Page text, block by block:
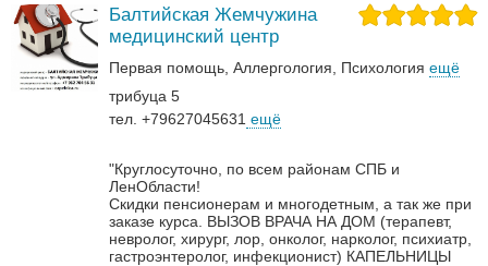
Балтийская Жемчужина
медицинский центр
Первая помощь Аллергология Психология ещё
трибуца 5
тел. +79627045631 ещё
"Круглосуточно, по всем районам СПБ и
ЛенОбласти!
Скидки пенсионерам и многодетным, а так же при
заказе курса. ВЫЗОВ ВРАЧА НА ДОМ (терапевт,
невролог, хирург, лор, онколог, нарколог, психиатр,
гастроэнтеролог, инфекционист) КАПЕЛЬНИЦЫ